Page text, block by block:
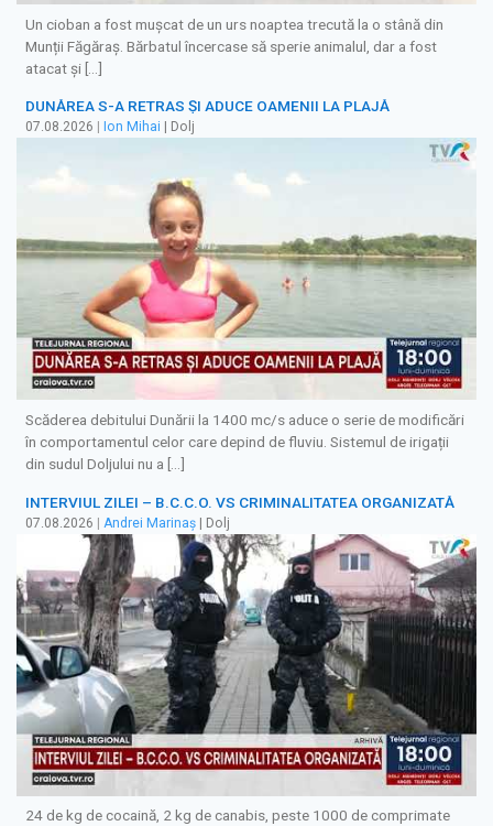
Un cioban a fost mușcat de un urs noaptea trecută la o stână din
Munții Făgăraș. Bărbatul încercase să sperie animalul, dar a fost
atacat și […]
DUNĂREA S-A RETRAS ŞI ADUCE OAMENII LA PLAJĂ
07.08.2026 Ion Mihai | Dolj
Scăderea debitului Dunării la 1400 mc/s aduce o serie de modificări
în comportamentul celor care depind de fluviu. Sistemul de irigații
din sudul Doljului nu a […]
INTERVIUL ZILEI – B.C.C.O. VS CRIMINALITATEA ORGANIZATĂ
07.08.2026 | Andrei Marinaș | Dolj
24 de kg de cocaină, 2 kg de canabis, peste 1000 de comprimate